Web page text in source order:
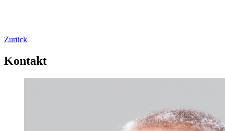
Zurück
Kontakt